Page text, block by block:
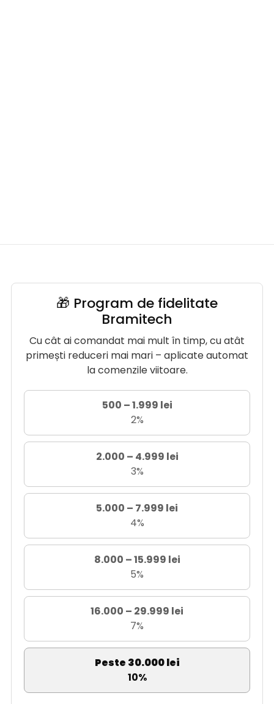
🎁 Program de fidelitate
Bramitech
Cu cât ai comandat mai mult în timp, cu atât
primești reduceri mai mari – aplicate automat
la comenzile viitoare.
500 – 1.999 lei
2%
2.000 – 4.999 lei
3%
5.000 – 7.999 lei
4%
8.000 – 15.999 lei
5%
16.000 – 29.999 lei
7%
Peste 30.000 lei
10%